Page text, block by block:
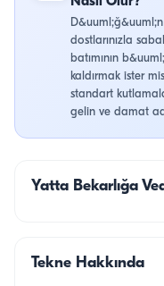
dostlarınızla
batımının
kaldırmak ister
standart
gelin ve damat
Yatta Bekarlığa
Tekne Hakkında